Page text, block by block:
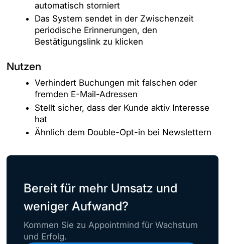
automatisch storniert
Das System sendet in der Zwischenzeit
periodische Erinnerungen, den
Bestätigungslink zu klicken
Nutzen
Verhindert Buchungen mit falschen oder
fremden E-Mail-Adressen
Stellt sicher, dass der Kunde aktiv Interesse
hat
Ähnlich dem Double-Opt-in bei Newslettern
Bereit für mehr Umsatz und
weniger Aufwand?
Kommen Sie zu Appointmind für Wachstum
und Erfolg.